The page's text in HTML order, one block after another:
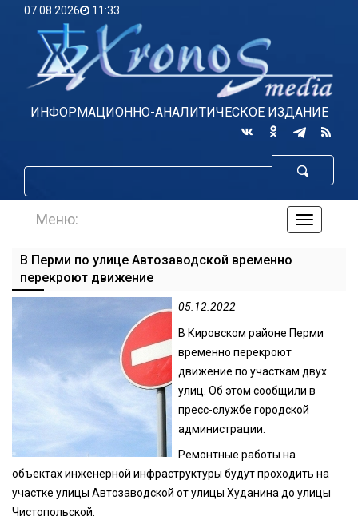
07.08.2026 11:33
ИНФОРМАЦИОННО-АНАЛИТИЧЕСКОЕ ИЗДАНИЕ
по
Меню:
В Перми по улице Автозаводской временно
перекроют движение
05.12.2022
В Кировском районе Перми
временно перекроют
движение по участкам двух
улиц. Об этом сообщили в
пресс-службе городской
администрации.
Ремонтные работы на
объектах инженерной инфраструктуры будут проходить на
участке улицы Автозаводской от улицы Худанина до улицы
Чистопольской.